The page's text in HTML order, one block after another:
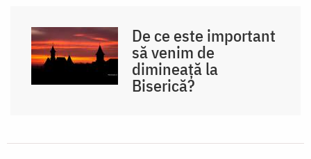
De ce este important
să venim de
dimineață la
Biserică?